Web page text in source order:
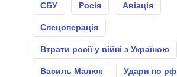
СБУ Росія Авіація
Спецоперація
Втрати росії у війні з Україною
Василь Малюк Удари по рф